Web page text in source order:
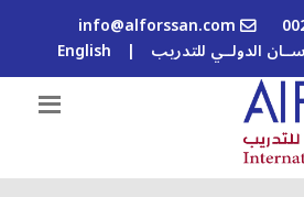
info@alforssan.com
الدولــي للتدريب |
English